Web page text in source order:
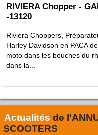
RIVIERA Chopper -
-13120
Riviera Choppers,
Harley Davidson en PACA
moto dans les bouches du
dans la...
Actualités de l'
SCOOTERS